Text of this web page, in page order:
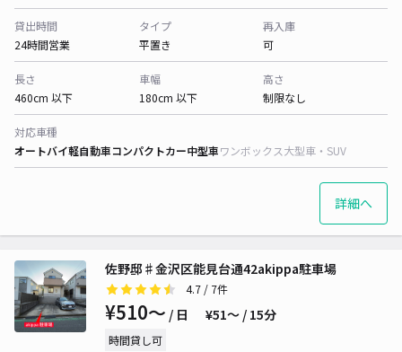
貸出時間
24時間営業
タイプ
平置き
再入庫
可
長さ
460cm 以下
車幅
180cm 以下
高さ
制限なし
対応車種
オートバイ軽自動車コンパクトカー中型車ワンボックス大型車・SUV
詳細へ
佐野邸♯金沢区能見台通42akippa駐車場
4.7 / 7件
¥510〜 / 日 ¥51〜 / 15分
時間貸し可